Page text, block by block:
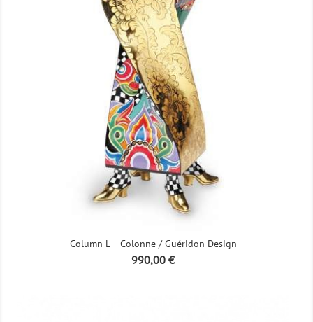
Column L – Colonne / Guéridon Design
Prix
990,00 €